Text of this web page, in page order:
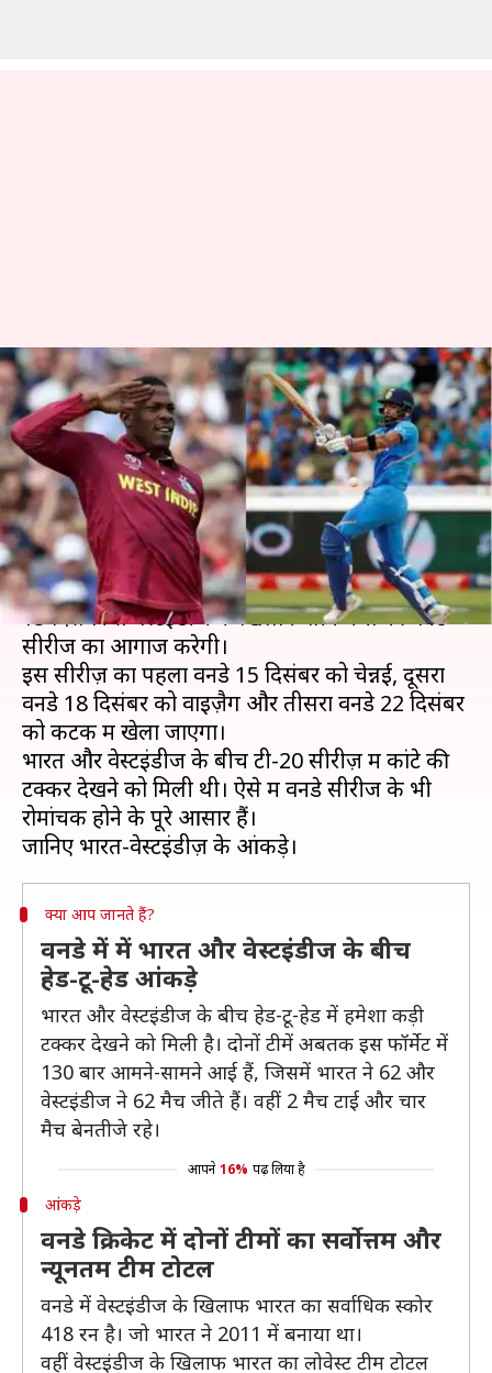
#INDvWI: वनडे क्रिकेट में भारत और
वेस्टइंडीज के आंकड़े और हेड-टू-हेड
रिकॉर्ड
लेखन मोहम्मद वाहिद Dec 13, 2019 05:14 pm
क्या है खबर?
टी-20 सीरीज़ अपने नाम करने के बाद अब भारतीय टीम
15 दिसंबर से वेस्टइंडीज के खिलाफ तीन मैचों की वनडे
सीरीज का आगाज करेगी।
इस सीरीज़ का पहला वनडे 15 दिसंबर को चेन्नई, दूसरा
वनडे 18 दिसंबर को वाइज़ैग और तीसरा वनडे 22 दिसंबर
को कटक में खेला जाएगा।
भारत और वेस्टइंडीज के बीच टी-20 सीरीज़ में कांटे की
टक्कर देखने को मिली थी। ऐसे में वनडे सीरीज के भी
रोमांचक होने के पूरे आसार हैं।
क्या आप जानते हैं?
वनडे में में भारत और वेस्टइंडीज के बीच
हेड-टू-हेड आंकड़े
भारत और वेस्टइंडीज के बीच हेड-टू-हेड में हमेशा कड़ी
टक्कर देखने को मिली है। दोनों टीमें अबतक इस फॉर्मेट में
130 बार आमने-सामने आई हैं, जिसमें भारत ने 62 और
वेस्टइंडीज ने 62 मैच जीते हैं। वहीं 2 मैच टाई और चार
मैच बेनतीजे रहे।
आपने 16% पढ़ लिया है
आंकड़े
वनडे क्रिकेट में दोनों टीमों का सर्वोत्तम और
न्यूनतम टीम टोटल
वनडे में वेस्टइंडीज के खिलाफ भारत का सर्वाधिक स्कोर
418 रन है। जो भारत ने 2011 में बनाया था।
वहीं वेस्टइंडीज के खिलाफ भारत का लोवेस्ट टीम टोटल